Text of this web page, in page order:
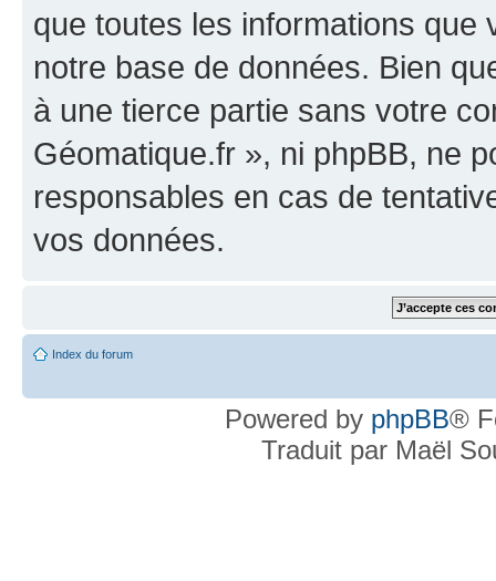
que toutes les informations
notre base de données. Bien
à une tierce partie sans votre
Géomatique.fr », ni phpBB, ne
responsables en cas de
vos données.
Index du forum
Powered by phpBB®
Traduit par Maël